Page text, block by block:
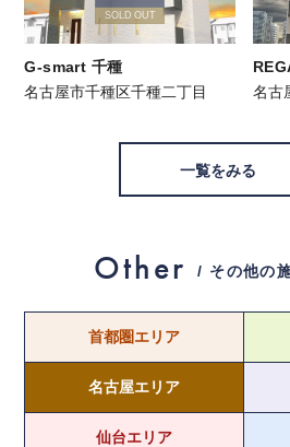
SOLD OUT
G-smart 千種
名古屋市千種区千種二丁目
名古
一覧をみる
Other / その他の
首都圏エリア
名古屋エリア
仙台エリア